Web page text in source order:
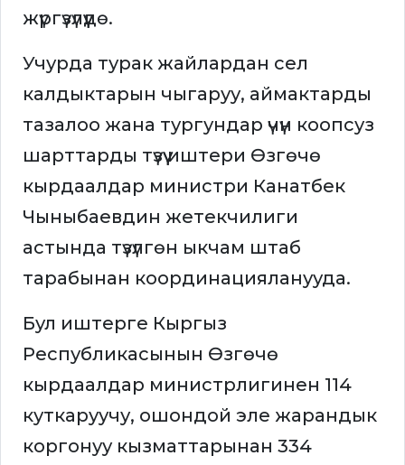
жүргүзүлүүдө.
Учурда турак жайлардан сел
калдыктарын чыгаруу, аймактарды
тазалоо жана тургундар үчүн коопсуз
шарттарды түзүү иштери Өзгөчө
кырдаалдар министри Канатбек
Чыныбаевдин жетекчилиги
астында түзүлгөн ыкчам штаб
тарабынан координацияланууда.
Бул иштерге Кыргыз
Республикасынын Өзгөчө
кырдаалдар министрлигинен 114
куткаруучу, ошондой эле жарандык
коргонуу кызматтарынан 334